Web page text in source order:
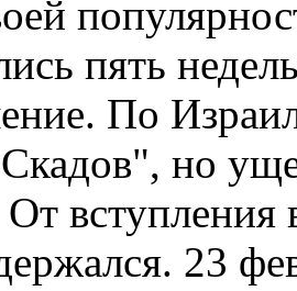
пять
По
но
вступления
23